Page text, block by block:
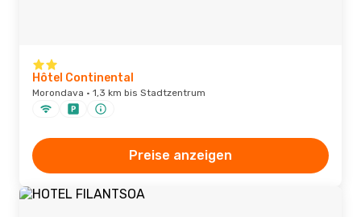
Hôtel Continental
Morondava · 1,3 km bis Stadtzentrum
Preise anzeigen